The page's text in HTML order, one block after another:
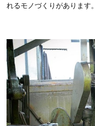
れるモノづくりがあります。